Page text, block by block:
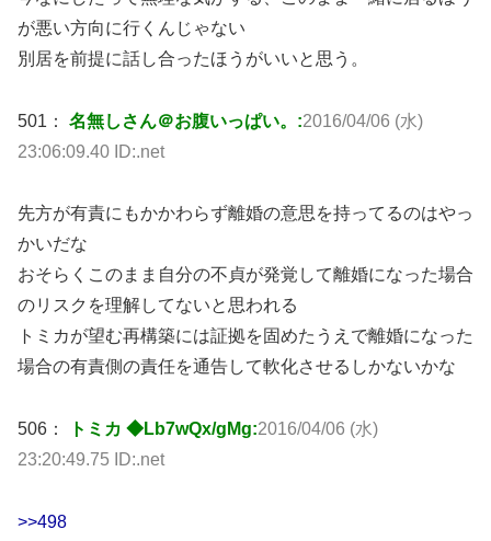
が悪い方向に行くんじゃない
別居を前提に話し合ったほうがいいと思う。
501： 名無しさん＠お腹いっぱい。:2016/04/06 (水)
23:06:09.40 ID:.net
先方が有責にもかかわらず離婚の意思を持ってるのはやっ
かいだな
おそらくこのまま自分の不貞が発覚して離婚になった場合
のリスクを理解してないと思われる
トミカが望む再構築には証拠を固めたうえで離婚になった
場合の有責側の責任を通告して軟化させるしかないかな
506： トミカ ◆Lb7wQx/gMg:2016/04/06 (水)
23:20:49.75 ID:.net
>>498